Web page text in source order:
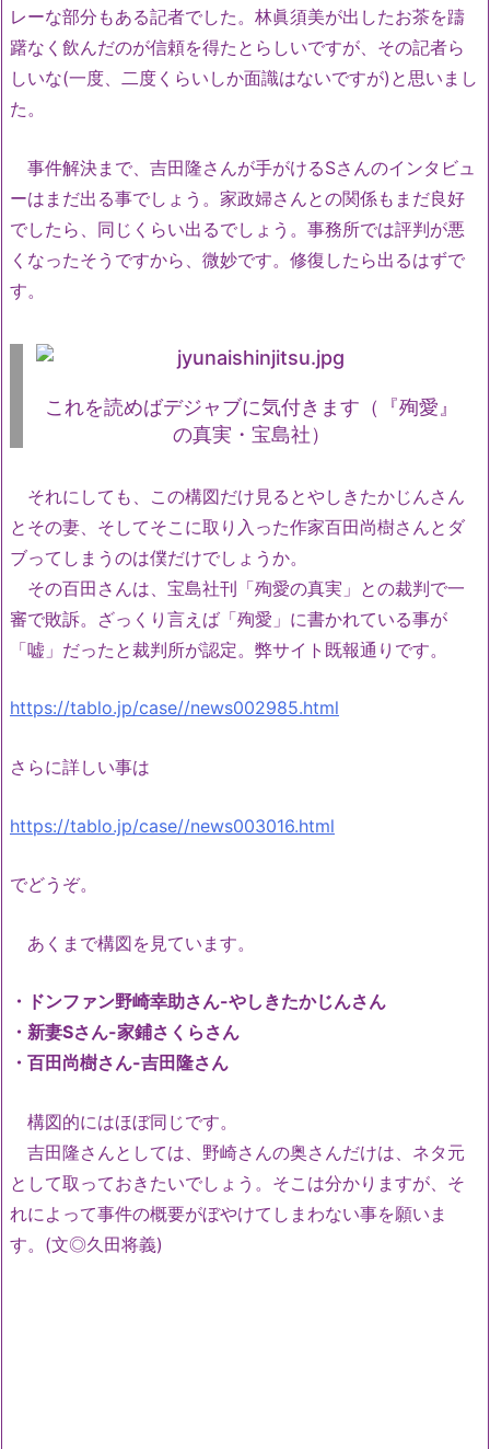
レーな部分もある記者でした。林眞須美が出したお茶を躊
躇なく飲んだのが信頼を得たとらしいですが、その記者ら
しいな(一度、二度くらいしか面識はないですが)と思いまし
た。
事件解決まで、吉田隆さんが手がけるSさんのインタビュ
ーはまだ出る事でしょう。家政婦さんとの関係もまだ良好
でしたら、同じくらい出るでしょう。事務所では評判が悪
くなったそうですから、微妙です。修復したら出るはずで
す。
これを読めばデジャブに気付きます（『殉愛』
の真実・宝島社）
それにしても、この構図だけ見るとやしきたかじんさん
とその妻、そしてそこに取り入った作家百田尚樹さんとダ
ブってしまうのは僕だけでしょうか。
その百田さんは、宝島社刊「殉愛の真実」との裁判で一
審で敗訴。ざっくり言えば「殉愛」に書かれている事が
「嘘」だったと裁判所が認定。弊サイト既報通りです。
https://tablo.jp/case//news002985.html
さらに詳しい事は
https://tablo.jp/case//news003016.html
でどうぞ。
あくまで構図を見ています。
・ドンファン野崎幸助さん-やしきたかじんさん
・新妻Sさん-家鋪さくらさん
・百田尚樹さん-吉田隆さん
構図的にはほぼ同じです。
吉田隆さんとしては、野崎さんの奥さんだけは、ネタ元
として取っておきたいでしょう。そこは分かりますが、そ
れによって事件の概要がぼやけてしまわない事を願いま
す。(文◎久田将義)